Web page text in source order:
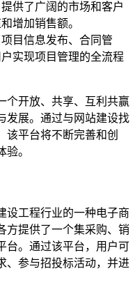
供了广阔的市场和客户
增加销售额。
目信息发布、合同管
实现项目管理的全流程
个开放、共享、互利共赢
发展。通过与网站建设找
该平台将不断完善和创
。
设工程行业的一种电子商
方提供了一个集采购、销
台。通过该平台，用户可
、参与招投标活动，并进